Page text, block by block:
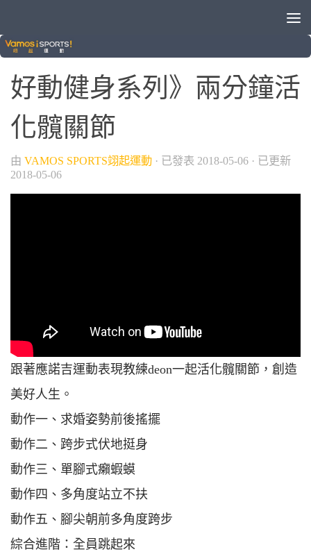
VAMOS自製節目
好動健身系列》兩分鐘活
化髖關節
由 VAMOS SPORTS翊起運動 · 已發表 2018-05-06 · 已更新
2018-05-06
跟著應諾吉運動表現教練deon一起活化髖關節，創造
美好人生。
動作一、求婚姿勢前後搖擺
動作二、跨步式伏地挺身
動作三、單腳式癩蝦蟆
動作四、多角度站立不扶
動作五、腳尖朝前多角度跨步
綜合進階：全員跳起來